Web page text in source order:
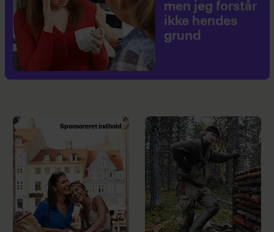
men jeg forstår
ikke hendes
grund
Sponsoreret indhold